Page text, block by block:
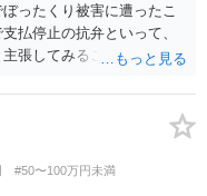
ったくり被害に遭ったこ
払停止の抗弁といって、
張してみることになるか
wp-content/uploads/
#50〜100万円未満